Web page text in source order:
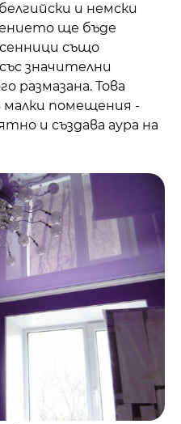
и немски
ще бъде
също
значителни
размазана. Това
помещения -
и създава аура на